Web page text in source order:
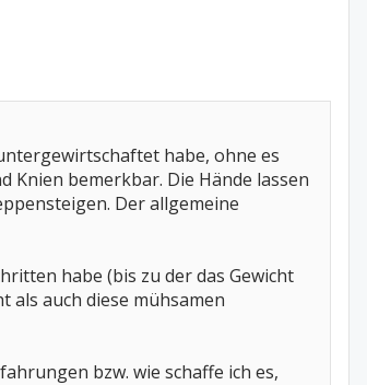
habe, ohne es
Knien bemerkbar. Die Hände lassen
Der allgemeine
habe (bis zu der das Gewicht
als auch diese mühsamen
bzw. wie schaffe ich es,